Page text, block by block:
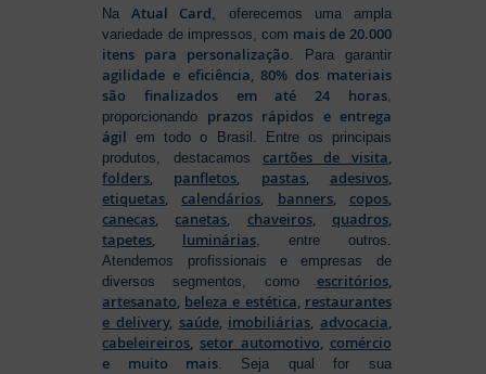
NaAtual Card , oferecemos uma ampla
variedade de impressos, com mais de 20.000
itens para personalização . Para garantir
agilidade e eficiência, 80% dos materiais
são finalizados em até 24 horas,
proporcionando prazos rápidos e entrega
ágil em todo o Brasil. Entre os principais
produtos, destacamos cartões de visita,
folders, panfletos, pastas, adesivos,
etiquetas,calendários, banners, copos,
canecas,canetas, chaveiros, quadros,
tapetes, luminárias , entre outros.
Atendemos profissionais e empresas de
diversos segmentos, como escritórios,
artesanato, beleza e estética, restaurantes
e delivery, saúde, imobiliárias, advocacia,
cabeleireiros, setor automotivo, comércio
e muito mais . Seja qual for sua